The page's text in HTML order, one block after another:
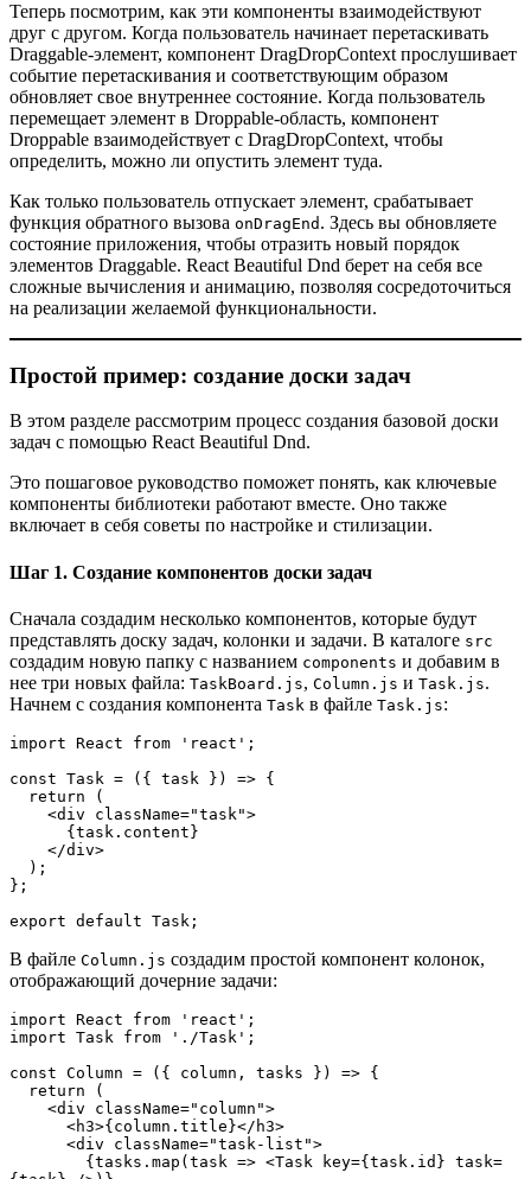
Теперь посмотрим, как эти компоненты взаимодействуют
друг с другом. Когда пользователь начинает перетаскивать
Draggable-элемент, компонент DragDropContext прослушивает
событие перетаскивания и соответствующим образом
обновляет свое внутреннее состояние. Когда пользователь
перемещает элемент в Droppable-область, компонент
Droppable взаимодействует с DragDropContext, чтобы
определить, можно ли опустить элемент туда.
Как только пользователь отпускает элемент, срабатывает
функция обратного вызова onDragEnd . Здесь вы обновляете
состояние приложения, чтобы отразить новый порядок
элементов Draggable. React Beautiful Dnd берет на себя все
сложные вычисления и анимацию, позволяя сосредоточиться
на реализации желаемой функциональности.
Простой пример: создание доски задач
В этом разделе рассмотрим процесс создания базовой доски
задач с помощью React Beautiful Dnd.
Это пошаговое руководство поможет понять, как ключевые
компоненты библиотеки работают вместе. Оно также
включает в себя советы по настройке и стилизации.
Шаг 1. Создание компонентов доски задач
Сначала создадим несколько компонентов, которые будут
представлять доску задач, колонки и задачи. В каталоге src
создадим новую папку с названием components и добавим в
нее три новых файла: TaskBoard.js, Column.js и Task.js.
Начнем с создания компонента Task в файле Task.js:
import React from 'react';
const Task = ({ task }) => {
  return (
    <div className="task">
      {task.content}
    </div>
  );
};
export default Task;
В файле Column.js создадим простой компонент колонок,
отображающий дочерние задачи:
import React from 'react';
import Task from './Task';
const Column = ({ column, tasks }) => {
  return (
    <div className="column">
      <h3>{column.title}</h3>
      <div className="task-list">